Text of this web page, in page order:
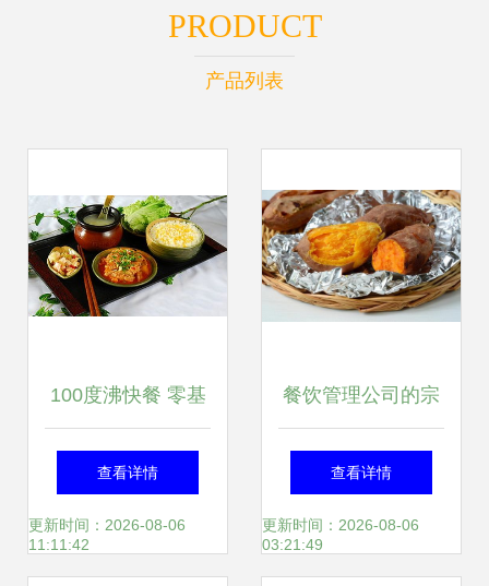
PRODUCT
产品列表
100度沸快餐 零基
础低门槛，开店即
盈利究竟依赖哪些
查看详情
更新时间：2026-08-06
11:11:42
餐饮管理公司的宗
旨与实践意义
查看详情
更新时间：2026-08-06
03:21:49